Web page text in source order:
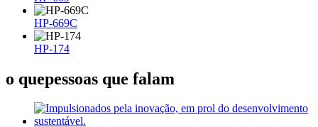
HP-669C
HP-174
o quepessoas que falam